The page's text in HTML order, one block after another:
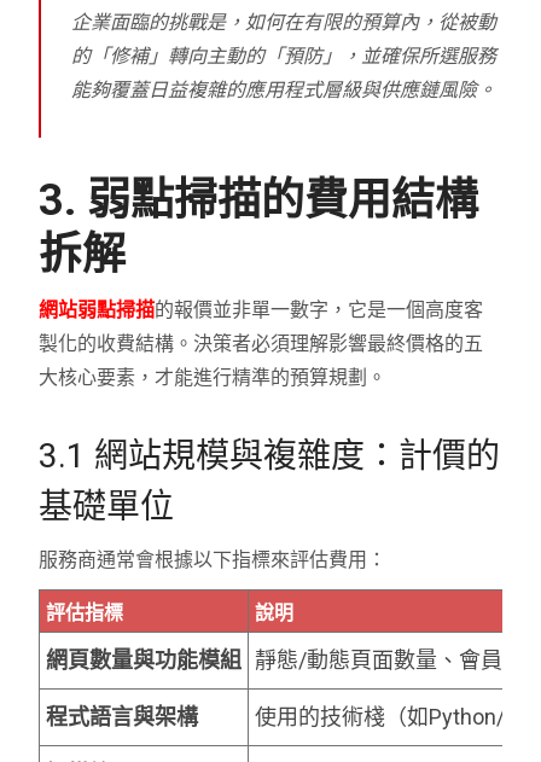
企業面臨的挑戰是，如何在有限的預算內，從被動
的「修補」轉向主動的「預防」，並確保所選服務
能夠覆蓋日益複雜的應用程式層級與供應鏈風險。
3. 弱點掃描的費用結構
拆解
網站弱點掃描的報價並非單一數字，它是一個高度客
製化的收費結構。決策者必須理解影響最終價格的五
大核心要素，才能進行精準的預算規劃。
3.1 網站規模與複雜度：計價的
基礎單位
服務商通常會根據以下指標來評估費用：
評估指標 說明
網頁數量與功能模組 靜態/動態頁面數量、會員系
程式語言與架構 使用的技術棧（如Python/